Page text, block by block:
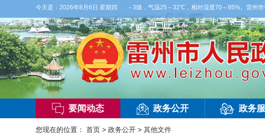
今天是： 2026年8月6日 星期四
天间多云，有雷阵雨，局部大雨，东南风2～3级，气温25～32℃，相对湿度70～95%。雷州市气
要闻动态 政务公开 政务
您现在的位置： 首页 > 政务公开 > 其他文件